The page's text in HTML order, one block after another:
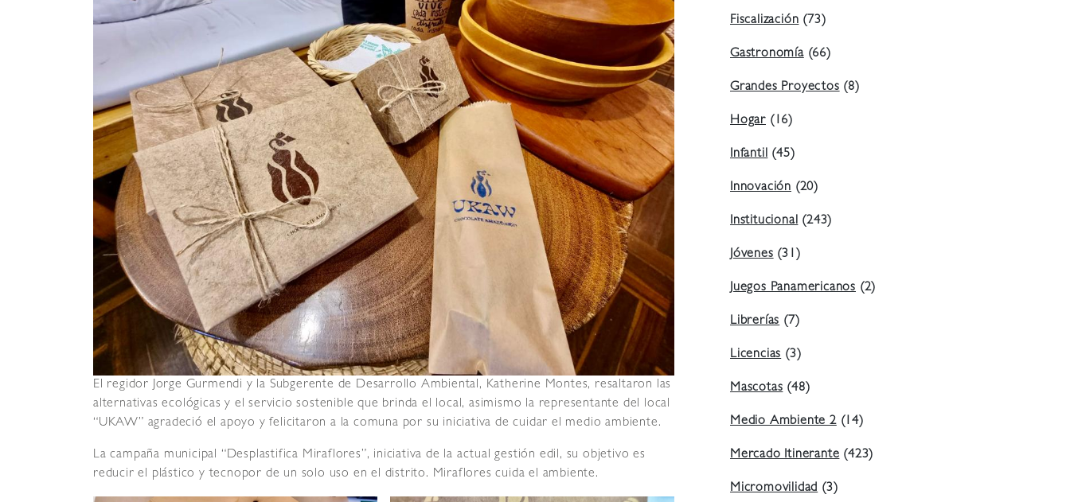
El regidor Jorge Gurmendi y la Subgerente de Desarrollo Ambiental, Katherine Montes, resaltaron las
alternativas ecológicas y el servicio sostenible que brinda el local, asimismo la representante del local
“UKAW” agradeció el apoyo y felicitaron a la comuna por su iniciativa de cuidar el medio ambiente.
La campaña municipal “Desplastifica Miraflores”, iniciativa de la actual gestión edil, su objetivo es
reducir el plástico y tecnopor de un solo uso en el distrito. Miraflores cuida el ambiente.
Fiscalización(73)
Gastronomía(66)
Grandes Proyectos(8)
Hogar (16)
Infantil(45)
Innovación (20)
Institucional(243)
Jóvenes(31)
Juegos Panamericanos (2)
Librerías(7)
Licencias(3)
Mascotas(48)
Medio Ambiente 2(14)
Mercado Itinerante(423)
Micromovilidad(3)